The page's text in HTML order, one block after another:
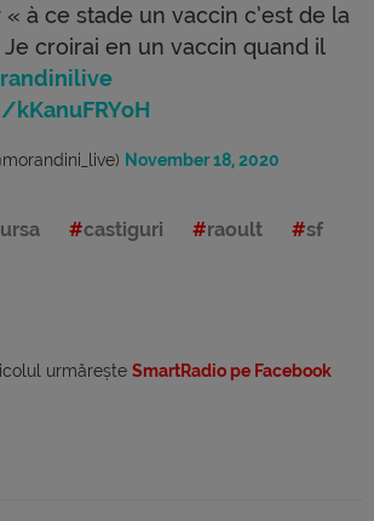
« à ce stade un vaccin c’est de la
croirai en un vaccin quand il
November 18, 2020
castiguri raoult
sf
urmărește SmartRadio pe Facebook